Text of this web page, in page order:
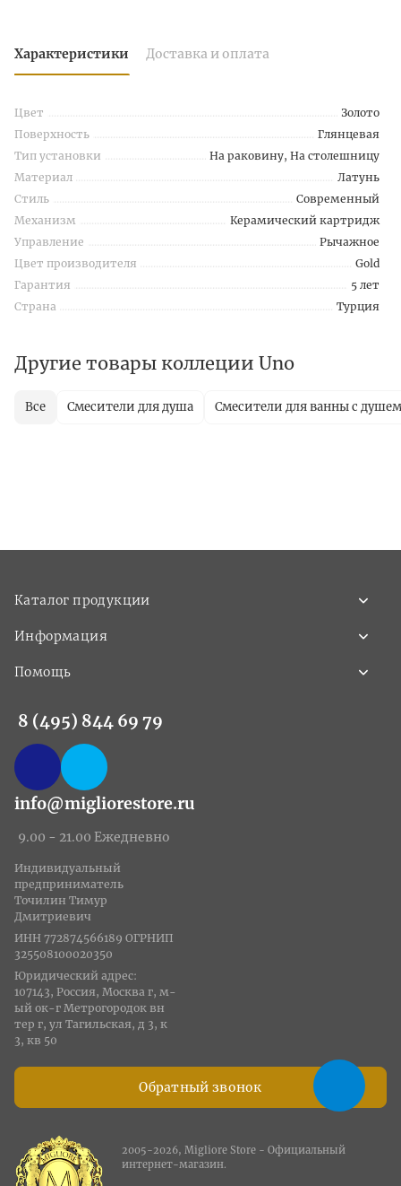
Характеристики Доставка и оплата
Цвет
Золото
Поверхность
Глянцевая
Тип установки
На раковину, На столешницу
Материал
Латунь
Стиль
Современный
Механизм
Керамический картридж
Управление
Рычажное
Цвет производителя
Gold
Гарантия
5 лет
Страна
Турция
Другие товары коллеции Uno
Все Смесители для душа Смесители для ванны с душем
Каталог продукции
Информация
Помощь
8 (495) 844 69 79
info@migliorestore.ru
9.00 - 21.00 Ежедневно
Обратный звонок
Индивидуальный
предприниматель
Точилин Тимур
Дмитриевич
ИНН 772874566189 ОГРНИП
325508100020350
Юридический адрес:
107143, Россия, Москва г, м-
ый ок-г Метрогородок вн
тер г, ул Тагильская, д 3, к
3, кв 50
2005-2026, Migliore Store - Официальный
интернет-магазин.